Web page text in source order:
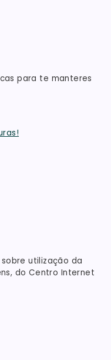
para te manteres
utilização da
do Centro Internet